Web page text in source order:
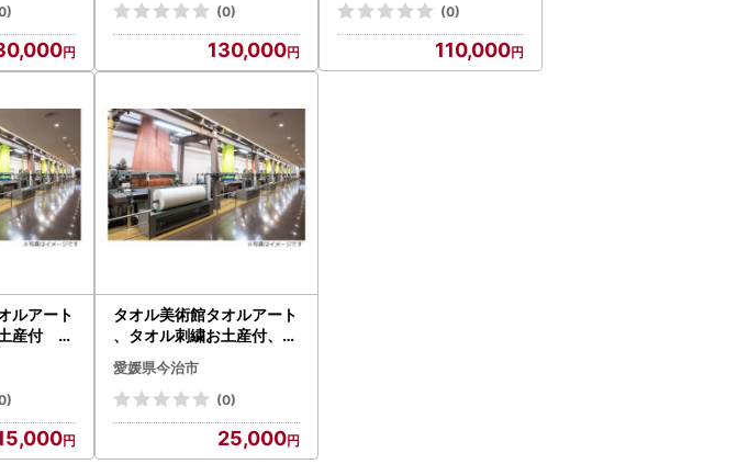
(0)
130,000
(0)
110,000
ルアート
産付 ペ
タオル美術館タオルアート
、タオル刺繍お土産付、ラ
ンチチケット ペア [TC0
9060]
愛媛県今治市
(0)
25,000